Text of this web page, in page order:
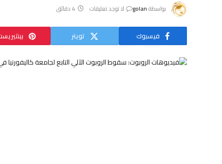
بواسطةgolan لا توجد تعليقات 4 دقائق
فيسبوك تويتر